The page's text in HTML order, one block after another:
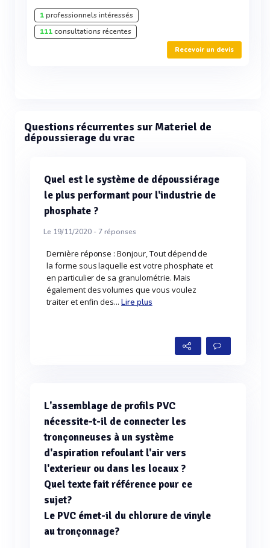
1professionnels intéressés
111consultations récentes
Recevoir un devis
Questions récurrentes sur Materiel de
dépoussierage du vrac
Quel est le système de dépoussiérage
le plus performant pour l'industrie de
phosphate ?
Le 19/11/2020 -7réponses
Dernière réponse : Bonjour, Tout dépend de
la forme sous laquelle est votre phosphate et
en particulier de sa granulométrie. Mais
également des volumes que vous voulez
traiter et enfin des...Lire plus
L'assemblage de profils PVC
nécessite-t-il de connecter les
tronçonneuses à un système
d'aspiration refoulant l'air vers
l'exterieur ou dans les locaux ?
Quel texte fait référence pour ce
sujet?
Le PVC émet-il du chlorure de vinyle
au tronçonnage?